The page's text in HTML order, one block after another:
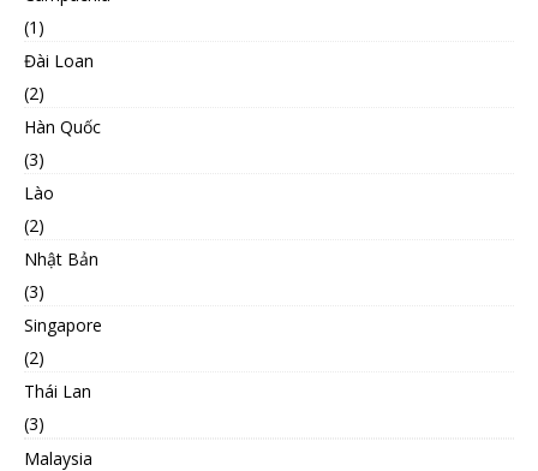
(1)
Đài Loan
(2)
Hàn Quốc
(3)
Lào
(2)
Nhật Bản
(3)
Singapore
(2)
Thái Lan
(3)
Malaysia